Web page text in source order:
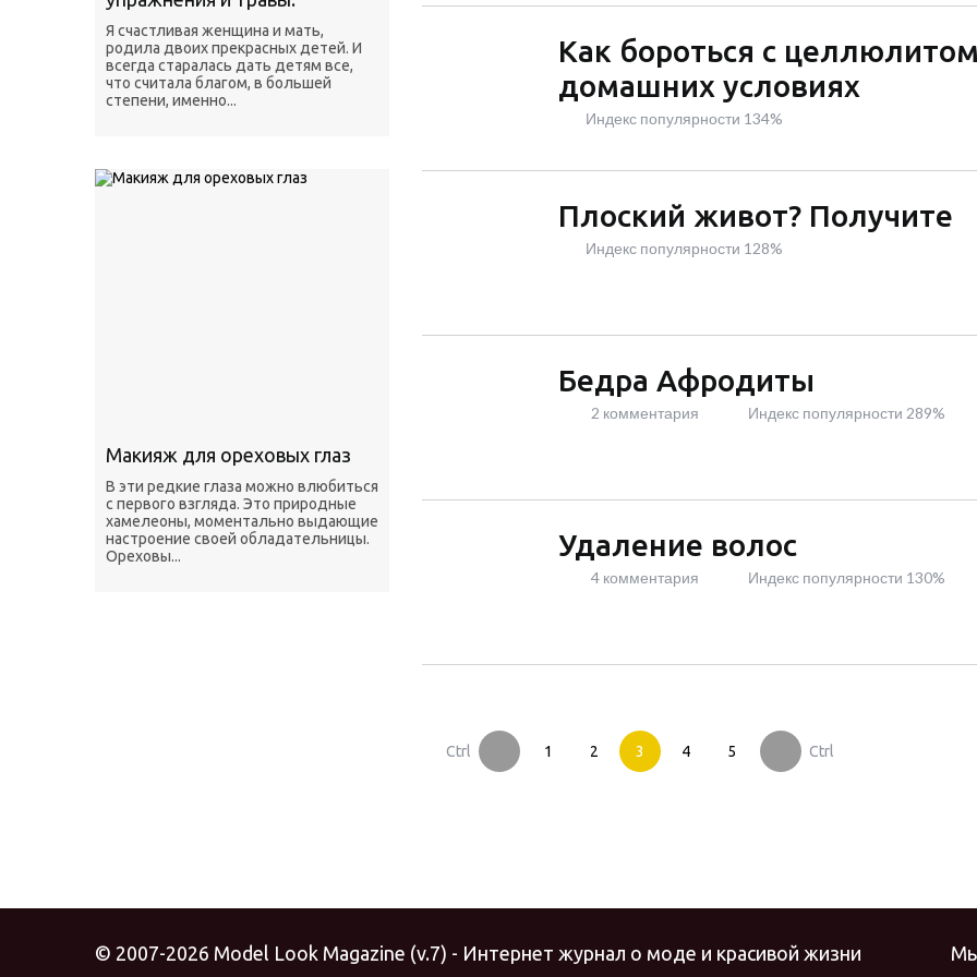
Как бороться с
домашних условиях
Индекс популярности 134%
Плоский живот? Получите
Индекс популярности 128%
Бедра Афродиты
2 комментария Индекс популярности 289%
Удаление волос
4 комментария Индекс популярности 130%
Ctrl 1 2 3 4 5 Ctrl
Я счастливая женщина и мать,
родила двоих прекрасных детей. И
всегда старалась дать детям все,
что считала благом, в большей
степени, именно...
Макияж для ореховых глаз
В эти редкие глаза можно влюбиться
с первого взгляда. Это природные
хамелеоны, моментально выдающие
настроение своей обладательницы.
Ореховы...
© 2007-2026 Model Look Magazine (v.7) - Интернет журнал о моде и красивой жизни